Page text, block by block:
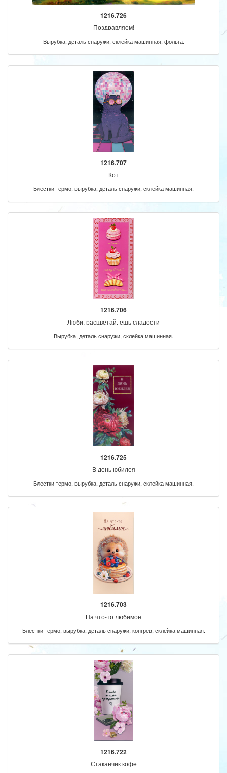
1216.726
Поздравляем!
Вырубка, деталь снаружи, склейка машинная, фольга.
1216.707
Кот
Блестки термо, вырубка, деталь снаружи, склейка машинная.
1216.706
Люби, расцветай, ешь сладости
Вырубка, деталь снаружи, склейка машинная.
1216.725
В день юбилея
Блестки термо, вырубка, деталь снаружи, склейка машинная.
1216.703
На что-то любимое
Блестки термо, вырубка, деталь снаружи, конгрев, склейка машинная.
1216.722
Стаканчик кофе